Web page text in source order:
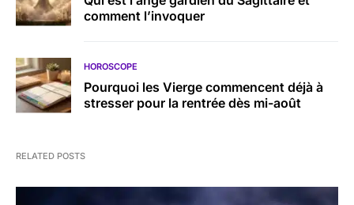
comment l’invoquer
HOROSCOPE
Pourquoi les Vierge commencent déjà à
stresser pour la rentrée dès mi-août
RELATED POSTS